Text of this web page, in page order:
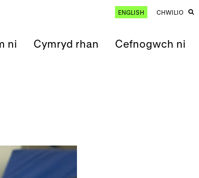
ENGLISH CHWILIO
ni Cymryd rhan Cefnogwch ni